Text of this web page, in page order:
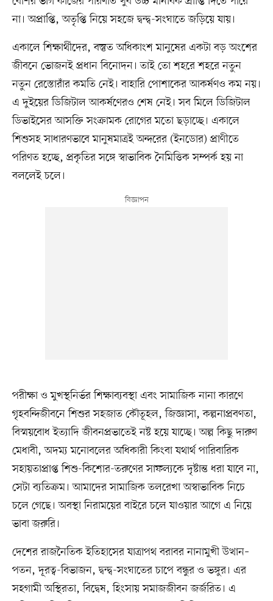
না। অপ্রাপ্তি, অতৃপ্তি নিয়ে সহজে দ্বন্দ্ব-সংঘাতে জড়িয়ে যায়।
একালে শিক্ষার্থীদের, বস্তুত অধিকাংশ মানুষের একটা বড় অংশের
জীবনে ভোজনই প্রধান বিনোদন। তাই তো শহরে শহরে নতুন
নতুন রেস্তোরাঁর কমতি নেই। বাহারি পোশাকের আকর্ষণও কম নয়।
এ দুইয়ের ডিজিটাল আকর্ষণেরও শেষ নেই। সব মিলে ডিজিটাল
ডিভাইসের আসক্তি সংক্রামক রোগের মতো ছড়াচ্ছে। একালে
শিশুসহ সাধারণভাবে মানুষমাত্রই অন্দরের (ইনডোর) প্রাণীতে
পরিণত হচ্ছে, প্রকৃতির সঙ্গে স্বাভাবিক নৈমিত্তিক সম্পর্ক হয় না
বললেই চলে।
পরীক্ষা ও মুখস্থনির্ভর শিক্ষাব্যবস্থা এবং সামাজিক নানা কারণে
গৃহবন্দিজীবনে শিশুর সহজাত কৌতূহল, জিজ্ঞাসা, কল্পনাপ্রবণতা,
বিস্ময়বোধ ইত্যাদি জীবনপ্রভাতেই নষ্ট হয়ে যাচ্ছে। অল্প কিছু দারুণ
মেধাবী, অদম্য মনোবলের অধিকারী কিংবা যথার্থ পারিবারিক
সহায়তাপ্রাপ্ত শিশু-কিশোর-তরুণের সাফল্যকে দৃষ্টান্ত ধরা যাবে না,
সেটা ব্যতিক্রম। আমাদের সামাজিক তলরেখা অস্বাভাবিক নিচে
চলে গেছে। অবস্থা নিরাময়ের বাইরে চলে যাওয়ার আগে এ নিয়ে
ভাবা জরুরি।
দেশের রাজনৈতিক ইতিহাসের যাত্রাপথ বরাবর নানামুখী উত্থান–
পতন, দূরত্ব-বিভাজন, দ্বন্দ্ব-সংঘাতের চাপে বন্ধুর ও ভঙ্গুর। এর
সহগামী অস্থিরতা, বিদ্বেষ, হিংসায় সমাজজীবন জর্জরিত। এ